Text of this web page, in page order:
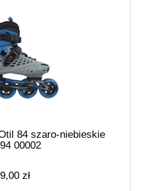
84 szaro-niebieskie
00002
zł